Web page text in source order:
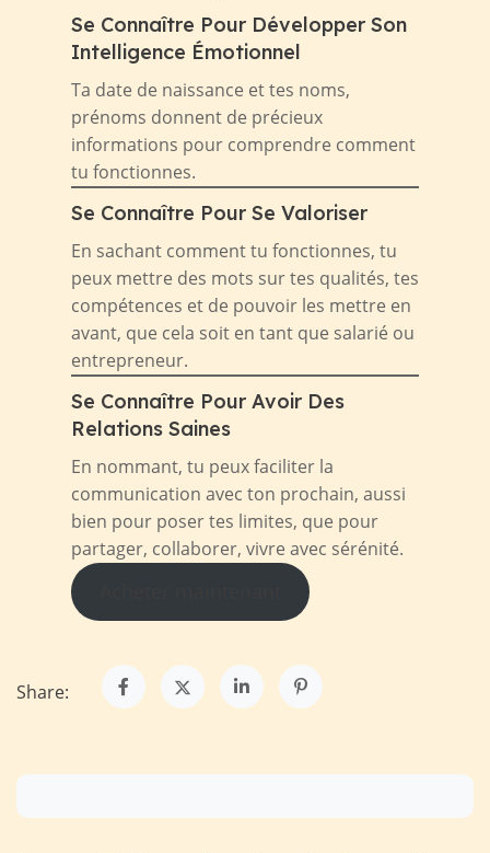
Se Connaître Pour Développer Son
Intelligence Émotionnel
Ta date de naissance et tes noms,
prénoms donnent de précieux
informations pour comprendre comment
tu fonctionnes.
Se Connaître Pour Se Valoriser
En sachant comment tu fonctionnes, tu
peux mettre des mots sur tes qualités, tes
compétences et de pouvoir les mettre en
avant, que cela soit en tant que salarié ou
entrepreneur.
Se Connaître Pour Avoir Des
Relations Saines
En nommant, tu peux faciliter la
communication avec ton prochain, aussi
bien pour poser tes limites, que pour
partager, collaborer, vivre avec sérénité.
Share: